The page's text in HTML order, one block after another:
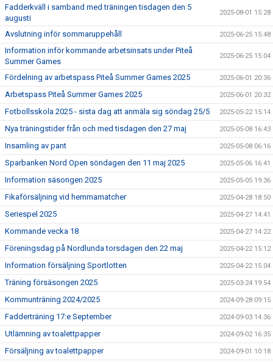
Fadderkväll i samband med träningen tisdagen den 5
augusti
2025-08-01 15:28
Avslutning inför sommaruppehåll 2025-06-25 15:48
Information inför kommande arbetsinsats under Piteå
Summer Games
2025-06-25 15:04
Fördelning av arbetspass Piteå Summer Games 2025 2025-06-01 20:36
Arbetspass Piteå Summer Games 2025 2025-06-01 20:32
Fotbollsskola 2025 - sista dag att anmäla sig söndag 25/5 2025-05-22 15:14
Nya träningstider från och med tisdagen den 27 maj 2025-05-08 16:43
Insamling av pant 2025-05-08 06:16
Sparbanken Nord Open söndagen den 11 maj 2025 2025-05-06 16:41
Information säsongen 2025 2025-05-05 19:36
Fikaförsäljning vid hemmamatcher 2025-04-28 18:50
Seriespel 2025 2025-04-27 14:41
Kommande vecka 18 2025-04-27 14:22
Föreningsdag på Nordlunda torsdagen den 22 maj 2025-04-22 15:12
Information försäljning Sportlotten 2025-04-22 15:04
Träning försäsongen 2025 2025-03-24 19:54
Kommunträning 2024/2025 2024-09-28 09:15
Fadderträning 17:e September 2024-09-03 14:36
Utlämning av toalettpapper 2024-09-02 16:35
Försäljning av toalettpapper 2024-09-01 10:18